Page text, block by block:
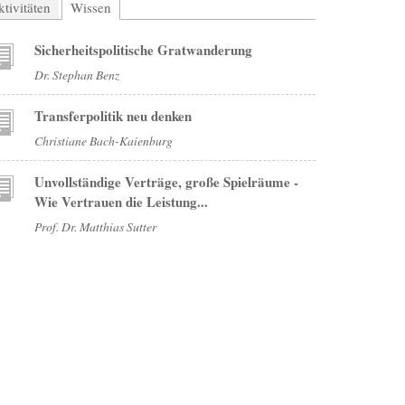
Wissen
Sicherheitspolitische Gratwanderung
Dr. Stephan Benz
Transferpolitik neu denken
Christiane Bach-Kaienburg
Unvollständige Verträge, große Spielräume -
Wie Vertrauen die Leistung...
Prof. Dr. Matthias Sutter